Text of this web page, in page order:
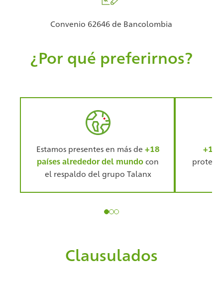
Convenio 62646 de Bancolombia
¿Por qué preferirnos?
Estamos presentes en más de +18
países alrededor del mundocon
el respaldo del grupo Talanx
Clausulados